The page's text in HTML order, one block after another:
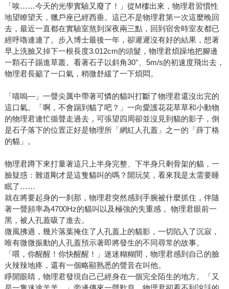
「唉……今天的光學實驗又廢了！」從M樓出來，物理君習慣性
地望瞭望天，獵戶座已經西垂。這已不是物理君第一次這麼晚回
去，最近一直都在實驗室熬到深夜兩三點，回到宿舍時室友都已
經呼嚕連連了。步入博士最後一年，卻遲遲沒有好的結果，想著
早上洗臉又掉下一根長度3.012cm的頭髮，物理君煩躁地把腳邊
一顆石子踢進草叢。看著石子以斜角30°、5m/s的初速度飛出去，
物理君長籲了一口氣，稍微舒緩了一下煩悶。
「喵嗚—」一聲尖厲中帶著可憐的貓叫打斷了物理君還沒出完的
這口氣。「啊，不會踢到貓了吧？」一向愛護花花草草和小動物
的物理君連忙循聲走過去，可張望四周卻並沒見到貓的影子，倒
是石子落下的位置正好是物理所「網紅人孔蓋」之一的「薛丁格
的貓」。
物理君蹲下來打量著這只上半身完整、下半身只剩骨架的貓，一
臉疑惑：難道剛才是這隻貓叫的嗎？開玩笑，看來我是太需要睡
眠了……
就在將要起身的一刹那，物理君突然感到手腕被什麼抓住，伴隨
著一聲頻率為4700Hz的貓叫以及極強的失重感， 物理君眼前一
黑，被人孔蓋吸了進去。
微風拂過，幾片落葉掩住了人孔蓋上的貓影，一切陷入了沉寂，
唯有微微振動的人孔蓋預示著即將發生的不同尋常的故事。
「喂，你醒醒！你快醒醒！」迷迷糊糊間，物理君感到自己的臉
火辣辣地疼，還有一個略顯熟悉的聲音在叫他。
睜開眼睛，物理君發現自己已經身在一個完全陌生的地方。「又